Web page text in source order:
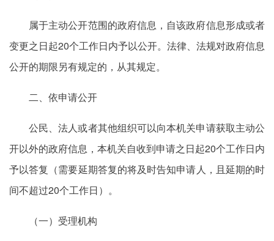
属于主动公开范围的政府信息，自该政府信息形成或者
变更之日起20个工作日内予以公开。法律、法规对政府信息
公开的期限另有规定的，从其规定。
二、依申请公开
公民、法人或者其他组织可以向本机关申请获取主动公
开以外的政府信息，本机关自收到申请之日起20个工作日内
予以答复（需要延期答复的将及时告知申请人，且延期的时
间不超过20个工作日）。
（一）受理机构